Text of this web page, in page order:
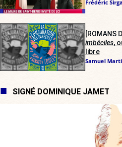
Frédéric
[ROMANS
imbéciles,
libre
Samuel
SIGNÉ DOMINIQUE JAMET